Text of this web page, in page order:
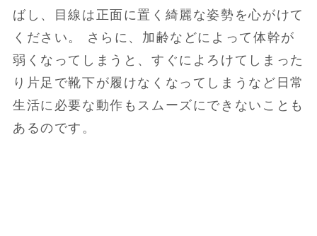
ばし、目線は正面に置く綺麗な姿勢を心がけて
ください。 さらに、加齢などによって体幹が
弱くなってしまうと、すぐによろけてしまった
り片足で靴下が履けなくなってしまうなど日常
生活に必要な動作もスムーズにできないことも
あるのです。